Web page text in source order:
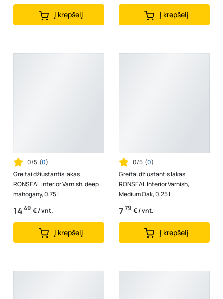
Į krepšelį Į krepšelį
0/5 (0)
Greitai džiūstantis lakas
RONSEAL Interior Varnish, deep
mahogany, 0,75 l
1449 € / vnt.
Į krepšelį
0/5 (0)
Greitai džiūstantis lakas
RONSEAL Interior Varnish,
Medium Oak, 0,25 l
779 € / vnt.
Į krepšelį